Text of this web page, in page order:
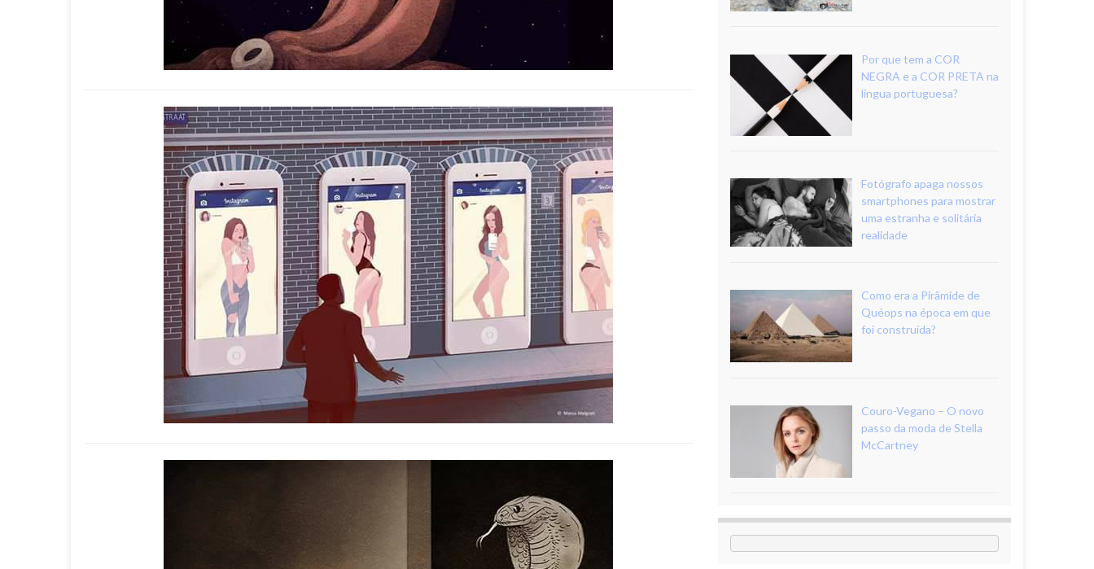
Por que tem a COR
NEGRA e a COR PRETA na
língua portuguesa?
Fotógrafo apaga nossos
smartphones para mostrar
uma estranha e solitária
realidade
Como era a Pirâmide de
Quéops na época em que
foi construída?
Couro-Vegano – O novo
passo da moda de Stella
McCartney